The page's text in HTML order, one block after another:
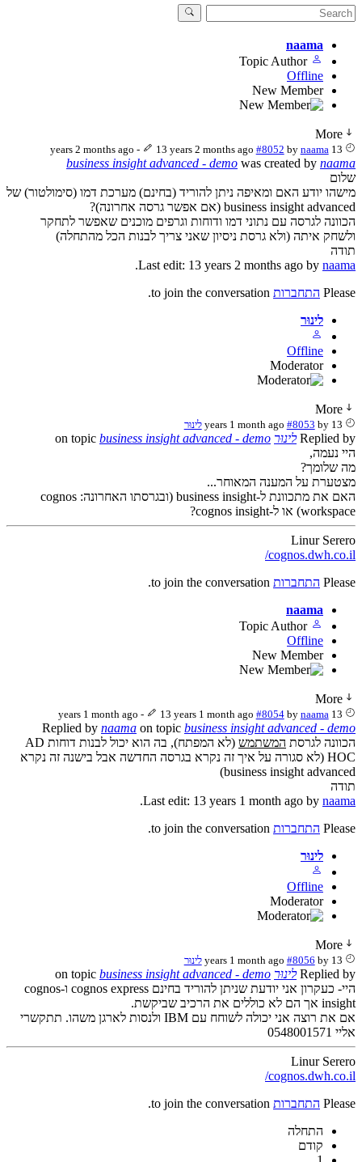
naama
Topic Author
Offline
New Member
More
13 years 2 months ago
- 13 years 2 months ago #8052 by naama
business insight advanced - demo was created by naama
שלום
מישהו יודע האם ומאיפה ניתן להוריד (בחינם) מערכת דמו (סימולטור) של
business insight advanced (אם אפשר גרסה אחרונה)?
הכוונה לגרסה עם נתוני דמו ודוחות וגרפים מוכנים שאפשר לתחקר
ולשחק איתה (ולא גרסת ניסיון שאני צריך לבנות הכל מהתחלה)
תודה
Last edit: 13 years 2 months ago by naama
.
Please התחברות
לינוּר
Offline
Moderator
More
13 years 1 month ago
#8053 by לינוּר
Replied by לינוּר business insight advanced - demo
היי נעמה,
מה שלומך?
מצטערת על המענה המאוחר...
האם את מתכוונת ל-business insight (ובגרסתו האחרונה: cognos
workspace) או ל-cognos insight?
Linur Serero
cognos.dwh.co.il/
Please התחברות
naama
Topic Author
Offline
New Member
More
13 years 1 month ago
- 13 years 1 month ago #8054 by naama
Replied by naama on topic business insight advanced - demo
הכוונה לגרסת המשתמש
(לא המפתח), בה הוא יכול לבנות דוחות AD
HOC (לא סגורה על איך זה נקרא בגרסה החדשה אבל בישנה זה נקרא
business insight advanced)
תודה
Last edit: 13 years 1 month ago by naama
.
Please התחברות
לינוּר
Offline
Moderator
More
13 years 1 month ago
#8056 by לינוּר
Replied by לינוּר business insight advanced - demo
היי- כעקרון אני יודעת שניתן להוריד בחינם cognos express ו-cognos
insight אך הם לא כוללים את הרכיב שביקשת.
אם את רוצה אני יכולה לשוחח עם IBM ולנסות לארגן משהו. תתקשרי
אליי 0548001571
Linur Serero
cognos.dwh.co.il/
Please התחברות
התחלה
קודם